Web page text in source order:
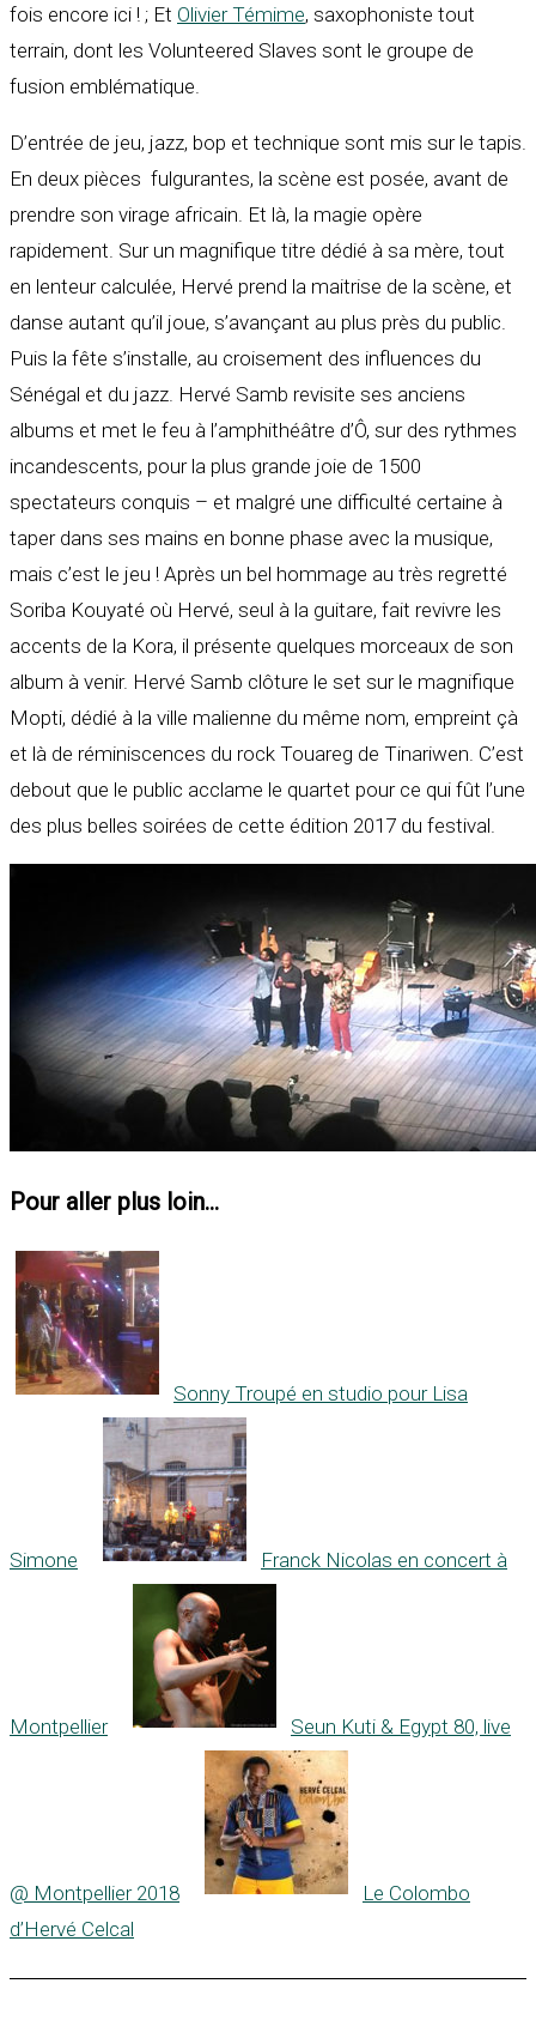
fois encore ici ! ; Et Olivier Témime, saxophoniste tout
terrain, dont les Volunteered Slaves sont le groupe de
fusion emblématique.
D’entrée de jeu, jazz, bop et technique sont mis sur le tapis.
En deux pièces fulgurantes, la scène est posée, avant de
prendre son virage africain. Et là, la magie opère
rapidement. Sur un magnifique titre dédié à sa mère, tout
en lenteur calculée, Hervé prend la maitrise de la scène, et
danse autant qu’il joue, s’avançant au plus près du public.
Puis la fête s’installe, au croisement des influences du
Sénégal et du jazz. Hervé Samb revisite ses anciens
albums et met le feu à l’amphithéâtre d’Ô, sur des rythmes
incandescents, pour la plus grande joie de 1500
spectateurs conquis – et malgré une difficulté certaine à
taper dans ses mains en bonne phase avec la musique,
mais c’est le jeu ! Après un bel hommage au très regretté
Soriba Kouyaté où Hervé, seul à la guitare, fait revivre les
accents de la Kora, il présente quelques morceaux de son
album à venir. Hervé Samb clôture le set sur le magnifique
Mopti, dédié à la ville malienne du même nom, empreint çà
et là de réminiscences du rock Touareg de Tinariwen. C’est
debout que le public acclame le quartet pour ce qui fût l’une
des plus belles soirées de cette édition 2017 du festival.
Pour aller plus loin...
Sonny Troupé en studio pour Lisa
Simone Franck Nicolas en concert à
Montpellier Seun Kuti & Egypt 80, live
@ Montpellier 2018
Le Colombo
d’Hervé Celcal